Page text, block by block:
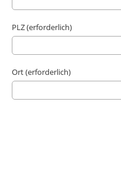
PLZ (erforderlich)
Ort (erforderlich)